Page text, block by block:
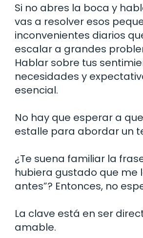
Si no abres la boca y
vas a resolver esos
inconvenientes diarios
escalar a grandes
Hablar sobre tus
necesidades y
esencial.
No hay que esperar a
estalle para abordar un
¿Te suena familiar la
hubiera gustado que me
antes”? Entonces, no
La clave está en ser
amable.